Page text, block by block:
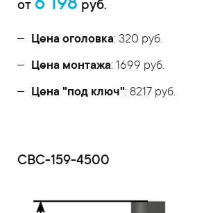
от 6 198 руб.
Цена оголовка: 320 руб.
Цена монтажа: 1699 руб.
Цена "под ключ": 8217 руб.
СВС-159-4500